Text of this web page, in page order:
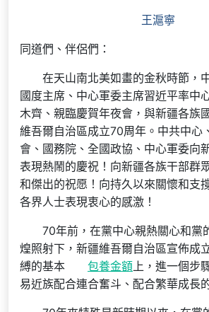
王滬寧
同道們、伴侶們：
在天山南北美如畫的金秋時節，
國度主席、中心軍委主席習近平率中
木齊、親臨慶賀年夜會，與新疆各族
維吾爾自治區成立70周年。中共中心
會、國務院、全國政協、中心軍委向
表現熱鬧的慶祝！向新疆各族干部群
和傑出的祝愿！向持久以來關懷和支
各界人士表現衷心的感激！
70年前，在黨中心親熱關心和黨
煌照射下，新疆維吾爾自治區宣佈成
縛的基本
包養金額上，進一個步
易近族配合連合奮斗、配合繁華成長